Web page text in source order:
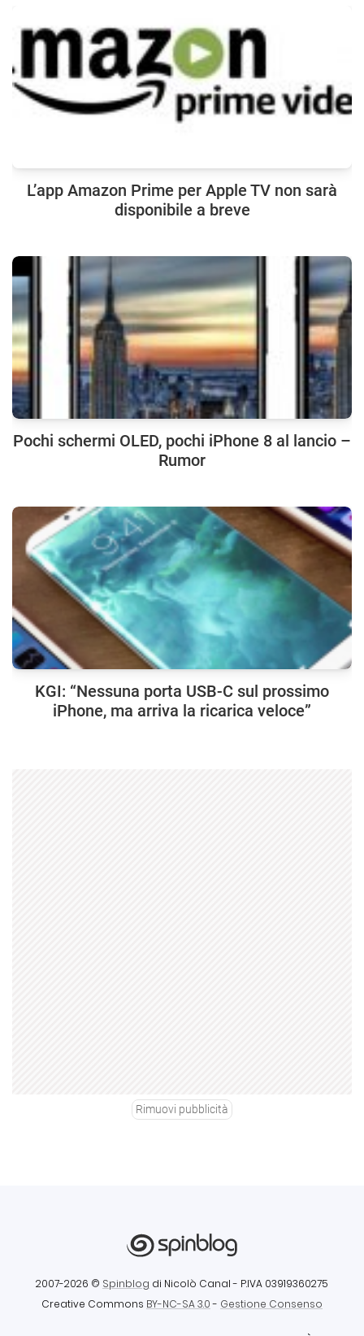
L’app Amazon Prime per Apple TV non sarà
disponibile a breve
Pochi schermi OLED, pochi iPhone 8 al lancio –
Rumor
KGI: “Nessuna porta USB-C sul prossimo
iPhone, ma arriva la ricarica veloce”
Rimuovi pubblicità
2007-2026 © Spinblog di Nicolò Canal - P.IVA 03919360275
Creative Commons BY-NC-SA 3.0- Gestione Consenso